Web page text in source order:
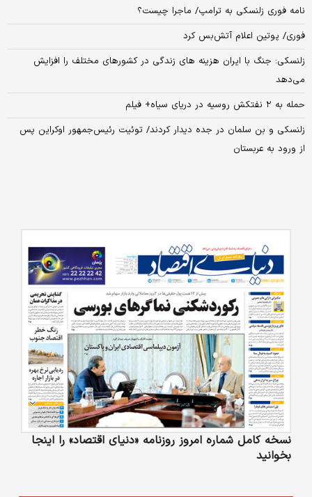
نامه فوری زلنسکی به ترامپ/ ماجرا چیست؟
فوری/ پوتین اعلام آتش‌بس کرد
زلنسکی: جنگ با ایران هزینه‌ های زندگی در کشورهای مختلف را افزایش
می‌دهد
حمله به ۲ نفتکش روسیه در دریای سیاه+ فیلم
زلنسکی و بن سلمان در جده دیدار کردند/ توئیت رئیس‌جمهور اوکراین پس
از ورود به عربستان
نسخه کامل شماره امروز روزنامه «دنیای‌ اقتصاد» را اینجا
بخوانید